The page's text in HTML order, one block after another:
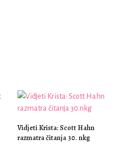
Vidjeti Krista: Scott Hahn
razmatra čitanja 30. nkg